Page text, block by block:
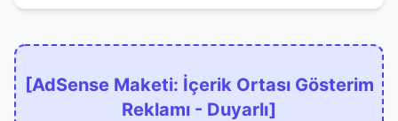
[AdSense Maketi: İçerik Ortası Gösterim
Reklamı - Duyarlı]